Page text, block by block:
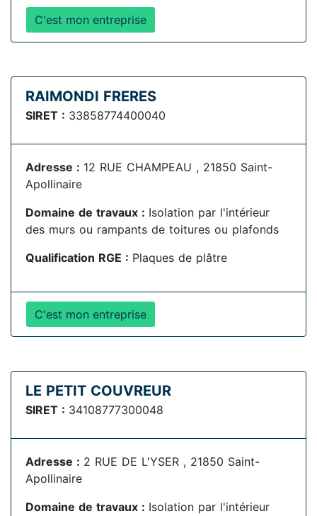
C'est mon entreprise
RAIMONDI FRERES
SIRET : 33858774400040
Adresse : 12 RUE CHAMPEAU , 21850 Saint-
Apollinaire
Domaine de travaux : Isolation par l'intérieur
des murs ou rampants de toitures ou plafonds
Qualification RGE : Plaques de plâtre
C'est mon entreprise
LE PETIT COUVREUR
SIRET : 34108777300048
Adresse : 2 RUE DE L'YSER , 21850 Saint-
Apollinaire
Domaine de travaux : Isolation par l'intérieur